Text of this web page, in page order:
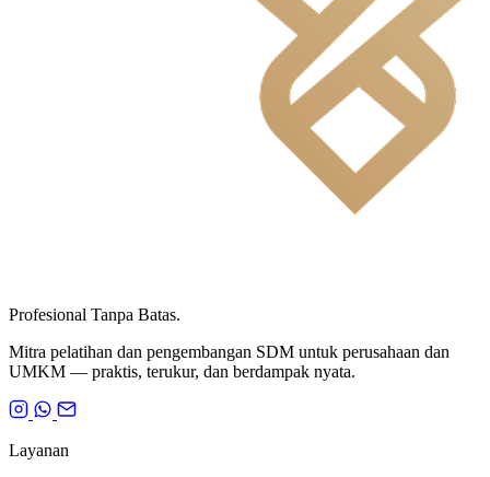
Profesional Tanpa Batas.
Mitra pelatihan dan pengembangan SDM untuk perusahaan dan
UMKM — praktis, terukur, dan berdampak nyata.
Layanan